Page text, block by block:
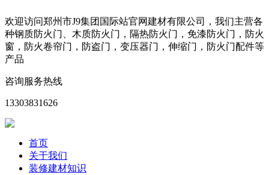
欢迎访问郑州市J9集团国际站官网建材有限公司，我们主营各
种钢质防火门、木质防火门，隔热防火门，免漆防火门，防火
窗，防火卷帘门，防盗门，变压器门，伸缩门，防火门配件等
产品
咨询服务热线
13303831626
首页
关于我们
装修建材知识